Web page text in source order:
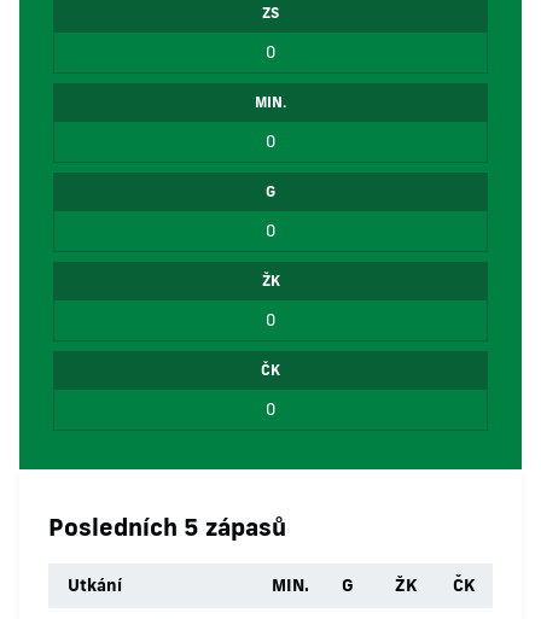
ZS
0
MIN.
0
G
0
ŽK
0
ČK
0
Posledních 5 zápasů
Utkání MIN. G ŽK ČK